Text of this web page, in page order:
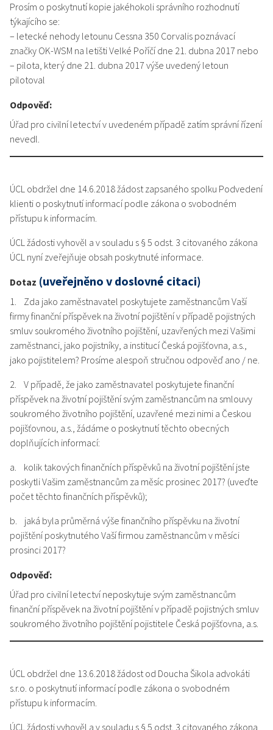
Prosím o poskytnutí kopie jakéhokoli správního rozhodnutí
týkajícího se:
– letecké nehody letounu Cessna 350 Corvalis poznávací
značky OK-WSM na letišti Velké Poříčí dne 21. dubna 2017 nebo
– pilota, který dne 21. dubna 2017 výše uvedený letoun
pilotoval
Odpověď:
Úřad pro civilní letectví v uvedeném případě zatím správní řízení
nevedl.
ÚCL obdržel dne 14.6.2018 žádost zapsaného spolku Podvedení
klienti o poskytnutí informací podle zákona o svobodném
přístupu k informacím.
ÚCL žádosti vyhověl a v souladu s § 5 odst. 3 citovaného zákona
ÚCL nyní zveřejňuje obsah poskytnuté informace.
Dotaz (uveřejněno v doslovné citaci)
1. Zda jako zaměstnavatel poskytujete zaměstnancům Vaší
firmy finanční příspěvek na životní pojištění v případě pojistných
smluv soukromého životního pojištění, uzavřených mezi Vašimi
zaměstnanci, jako pojistníky, a institucí Česká pojišťovna, a.s.,
jako pojistitelem? Prosíme alespoň stručnou odpověď ano / ne.
2. V případě, že jako zaměstnavatel poskytujete finanční
příspěvek na životní pojištění svým zaměstnancům na smlouvy
soukromého životního pojištění, uzavřené mezi nimi a Českou
pojišťovnou, a.s., žádáme o poskytnutí těchto obecných
doplňujících informací:
a. kolik takových finančních příspěvků na životní pojištění jste
poskytli Vašim zaměstnancům za měsíc prosinec 2017? (uveďte
počet těchto finančních příspěvků);
b. jaká byla průměrná výše finančního příspěvku na životní
pojištění poskytnutého Vaší firmou zaměstnancům v měsíci
prosinci 2017?
Odpověď:
Úřad pro civilní letectví neposkytuje svým zaměstnancům
finanční příspěvek na životní pojištění v případě pojistných smluv
soukromého životního pojištění pojistitele Česká pojišťovna, a.s.
ÚCL obdržel dne 13.6.2018 žádost od Doucha Šikola advokáti
s.r.o. o poskytnutí informací podle zákona o svobodném
přístupu k informacím.
ÚCL žádosti vyhověl a v souladu s § 5 odst. 3 citovaného zákona